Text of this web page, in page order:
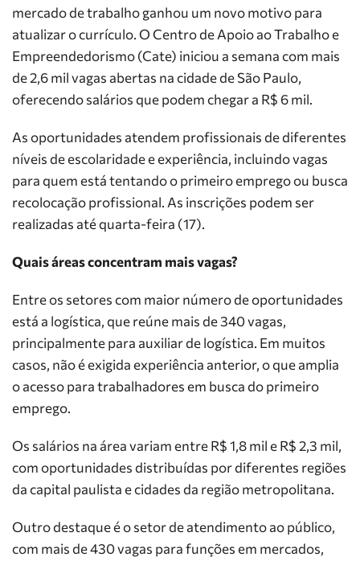
mercado de trabalho ganhou um novo motivo para
atualizar o currículo. O Centro de Apoio ao Trabalho e
Empreendedorismo (Cate) iniciou a semana com mais
de 2,6 mil vagas abertas na cidade de São Paulo,
oferecendo salários que podem chegar a R$ 6 mil.
As oportunidades atendem profissionais de diferentes
níveis de escolaridade e experiência, incluindo vagas
para quem está tentando o primeiro emprego ou busca
recolocação profissional. As inscrições podem ser
realizadas até quarta-feira (17).
Quais áreas concentram mais vagas?
Entre os setores com maior número de oportunidades
está a logística, que reúne mais de 340 vagas,
principalmente para auxiliar de logística. Em muitos
casos, não é exigida experiência anterior, o que amplia
o acesso para trabalhadores em busca do primeiro
emprego.
Os salários na área variam entre R$ 1,8 mil e R$ 2,3 mil,
com oportunidades distribuídas por diferentes regiões
da capital paulista e cidades da região metropolitana.
Outro destaque é o setor de atendimento ao público,
com mais de 430 vagas para funções em mercados,